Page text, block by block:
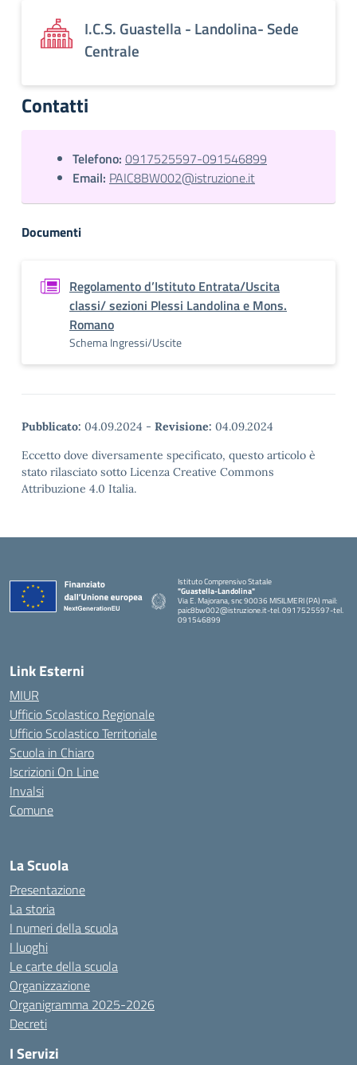
I.C.S. Guastella - Landolina- Sede
Centrale
Contatti
Telefono: 0917525597-091546899
Email: PAIC8BW002@istruzione.it
Documenti
Regolamento d’Istituto Entrata/Uscita
classi/ sezioni Plessi Landolina e Mons.
Romano
Schema Ingressi/Uscite
Pubblicato: 04.09.2024 - Revisione: 04.09.2024
Eccetto dove diversamente specificato, questo articolo è
stato rilasciato sotto Licenza Creative Commons
Attribuzione 4.0 Italia.
Istituto Comprensivo Statale
"Guastella-Landolina"
Via E. Majorana, snc 90036 MISILMERI (PA) mail:
paic8bw002@istruzione.it-tel. 0917525597-tel.
091546899
Link Esterni
MIUR
Ufficio Scolastico Regionale
Ufficio Scolastico Territoriale
Scuola in Chiaro
Iscrizioni On Line
Invalsi
Comune
La Scuola
Presentazione
La storia
I numeri della scuola
I luoghi
Le carte della scuola
Organizzazione
Organigramma 2025-2026
Decreti
I Servizi